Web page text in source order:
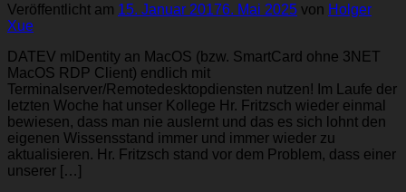
Veröffentlicht am 15. Januar 20176. Mai 2025 von Holger
Xue
DATEV mIDentity an MacOS (bzw. SmartCard ohne 3NET
MacOS RDP Client) endlich mit
Terminalserver/Remotedesktopdiensten nutzen! Im Laufe der
letzten Woche hat unser Kollege Hr. Fritzsch wieder einmal
bewiesen, dass man nie auslernt und das es sich lohnt den
eigenen Wissensstand immer und immer wieder zu
aktualisieren. Hr. Fritzsch stand vor dem Problem, dass einer
unserer […]